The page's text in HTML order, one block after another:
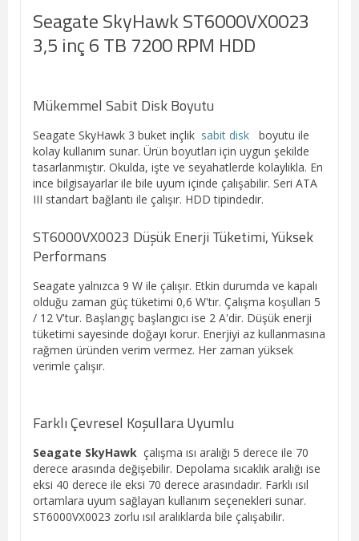
Seagate SkyHawk ST6000VX0023
3,5 inç 6 TB 7200 RPM HDD
Mükemmel Sabit Disk Boyutu
Seagate SkyHawk 3 buket inçlik sabit disk boyutu ile
kolay kullanım sunar. Ürün boyutları için uygun şekilde
tasarlanmıştır. Okulda, işte ve seyahatlerde kolaylıkla. En
ince bilgisayarlar ile bile uyum içinde çalışabilir. Seri ATA
III standart bağlantı ile çalışır. HDD tipindedir.
ST6000VX0023 Düşük Enerji Tüketimi, Yüksek
Performans
Seagate yalnızca 9 W ile çalışır. Etkin durumda ve kapalı
olduğu zaman güç tüketimi 0,6 W'tır. Çalışma koşulları 5
/ 12 V'tur. Başlangıç ​​​​başlangıcı ise 2 A'dir. Düşük enerji
tüketimi sayesinde doğayı korur. Enerjiyi az kullanmasına
rağmen üründen verim vermez. Her zaman yüksek
verimle çalışır.
Farklı Çevresel Koşullara Uyumlu
Seagate SkyHawk çalışma ısı aralığı 5 derece ile 70
derece arasında değişebilir. Depolama sıcaklık aralığı ise
eksi 40 derece ile eksi 70 derece arasındadır. Farklı ısıl
ortamlara uyum sağlayan kullanım seçenekleri sunar.
ST6000VX0023 zorlu ısıl aralıklarda bile çalışabilir.